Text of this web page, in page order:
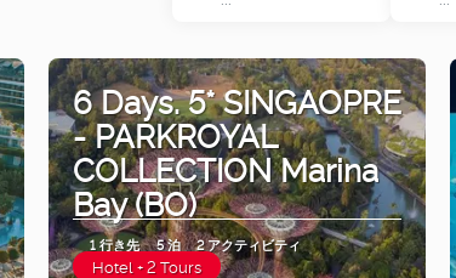
6 Days. 5* SINGAOPRE
- PARKROYAL
COLLECTION Marina
Bay (BO)
1 行き先 5 泊 2 アクティビティ
Hotel + 2 Tours